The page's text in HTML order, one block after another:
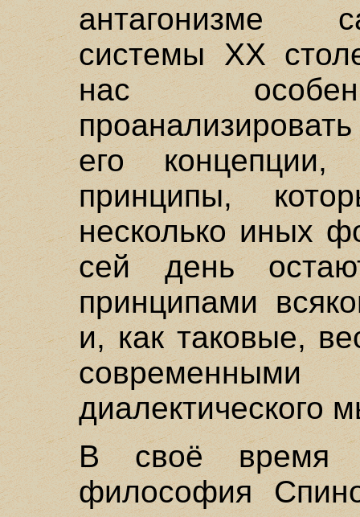
антагонизме
системы XX
нас
его
принципы,
несколько иных
сей день
принципами
и, как таковые,
диалектического
В своё время
философия